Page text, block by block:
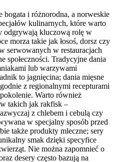
i różnorodna, a norweskie
kulinarnych, które warto
odgrywają kluczową rolę w
morza takie jak łosoś, dorsz czy
serwowanych w restauracjach
społeczności. Tradycyjne dania
lub warzywami
to jagnięcina; dania mięsne
z regionalnymi recepturami
Warto również
takich jak rakfisk –
z chlebem i cebulą czy
w specjalny sposób przed
także produkty mleczne; sery
smak dzięki specyfice
Nie można zapomnieć o
desery często bazują na